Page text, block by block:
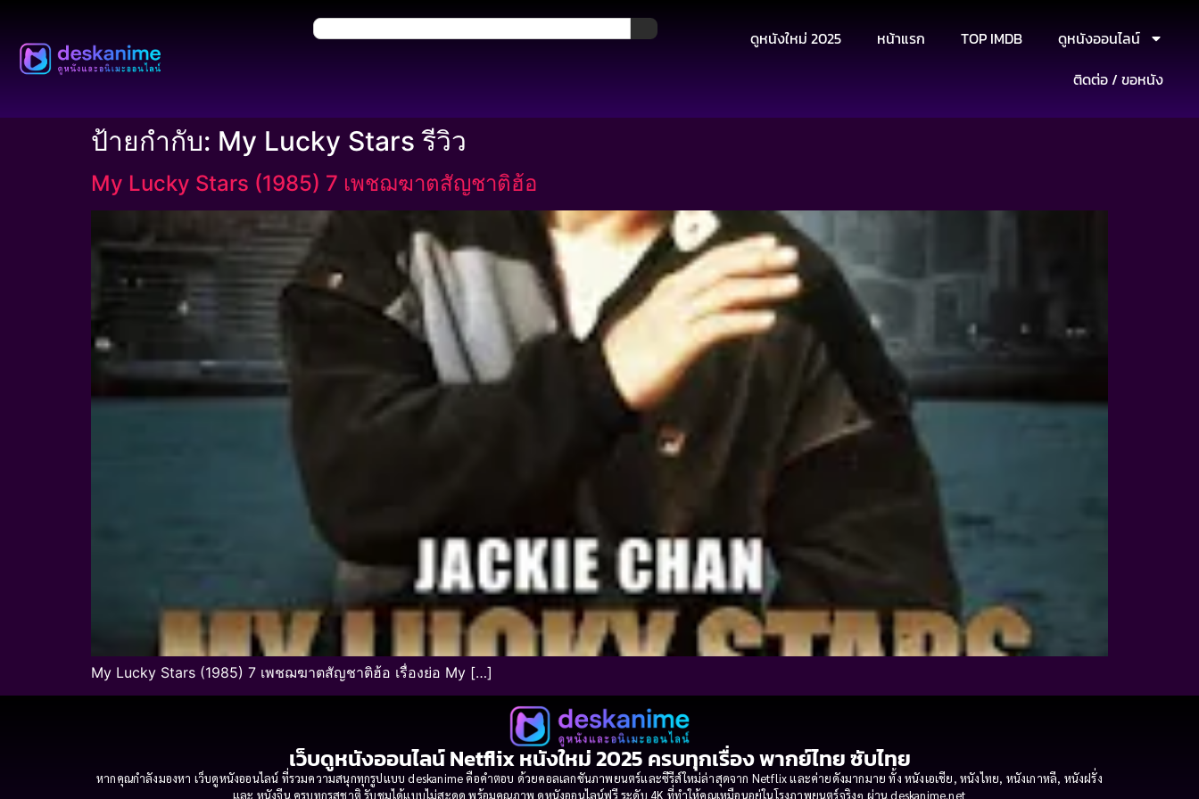
ดูหนังใหม่ 2025 หน้าแรก TOP IMDB
ดูหนังออนไลน์
ติดต่อ / ขอหนัง
ป้ายกำกับ: My Lucky Stars รีวิว
My Lucky Stars (1985) 7 เพชฌฆาตสัญชาติฮ้อ
My Lucky Stars (1985) 7 เพชฌฆาตสัญชาติฮ้อ เรื่องย่อ My […]
เว็บดูหนังออนไลน์ Netflix หนังใหม่ 2025 ครบทุกเรื่อง พากย์ไทย ซับไทย
หากคุณกำลังมองหา เว็บดูหนังออนไลน์ ที่รวมความสนุกทุกรูปแบบ deskanime คือคำตอบ ด้วยคอลเลกชันภาพยนตร์และซีรีส์ใหม่ล่าสุดจาก Netflix และค่ายดังมากมาย ทั้ง หนังเอเชีย, หนังไทย, หนังเกาหลี, หนังฝรั่ง
และ หนังจีน ครบทุกรสชาติ รับชมได้แบบไม่สะดุด พร้อมคุณภาพ ดูหนังออนไลน์ฟรี ระดับ 4K ที่ทำให้คุณเหมือนอยู่ในโรงภาพยนตร์จริงๆ ผ่าน deskanime.net